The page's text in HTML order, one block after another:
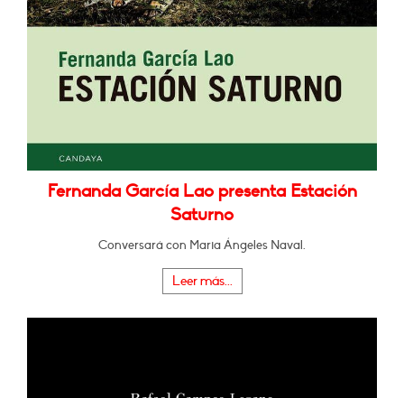
Fernanda García Lao presenta Estación
Saturno
Conversará con Maria Ángeles Naval.
Leer más...